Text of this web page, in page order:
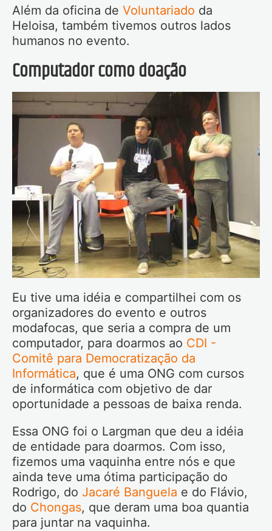
Além da oficina de Voluntariado da
Heloisa, também tivemos outros lados
humanos no evento.
Computador como doação
Eu tive uma idéia e compartilhei com os
organizadores do evento e outros
modafocas, que seria a compra de um
computador, para doarmos ao CDI -
Comitê para Democratização da
Informática, que é uma ONG com cursos
de informática com objetivo de dar
oportunidade a pessoas de baixa renda.
Essa ONG foi o Largman que deu a idéia
de entidade para doarmos. Com isso,
fizemos uma vaquinha entre nós e que
ainda teve uma ótima participação do
Rodrigo, do Jacaré Banguela e do Flávio,
do Chongas, que deram uma boa quantia
para juntar na vaquinha.